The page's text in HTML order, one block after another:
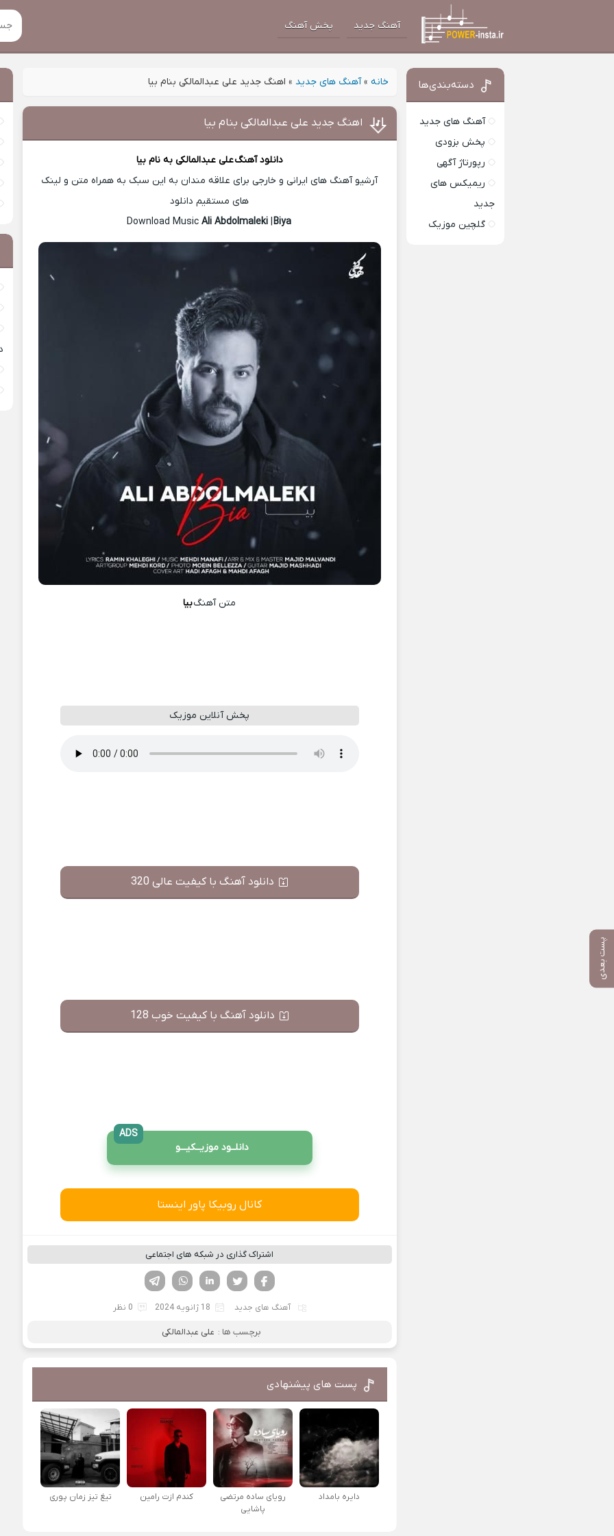
آهنگ جدید پخش آهنگ
خانه »آهنگ های جدید » اهنگ جدید علی عبدالمالکی بنام بیا
پست بعدی
اهنگ جدید علی عبدالمالکی بنام بیا
دانلود آهنگعلی عبدالمالکی به نام بیا
آرشیو آهنگ های ایرانی و خارجی برای علاقه مندان به این سبک به همراه متن و لینک
های مستقیم دانلود
Ali Abdolmaleki |Biya
متن آهنگبیا
پخش آنلاین موزیک
دانلود آهنگ با کیفیت عالی 320
دانلود آهنگ با کیفیت خوب 128
دانلــود موزیــکیـــو
ADS
کانال روبیکا پاور اینستا
اشتراک گذاری در شبکه های اجتماعی
لینکدین تویتر
فیسوک
آهنگ های جدید 18 ژانویه 2024 0 نظر
برچسب ها : علی عبدالمالکی
پست های پیشنهادی
دایره بامداد
رویای ساده مرتضی
پاشایی
کندم ازت رامین تیغ تیز زمان پوری
دسته‌بندی‌ها
آهنگ های جدید
پخش بزودی
رپورتاژ آگهی
ریمیکس های
جدید
گلچین موزیک